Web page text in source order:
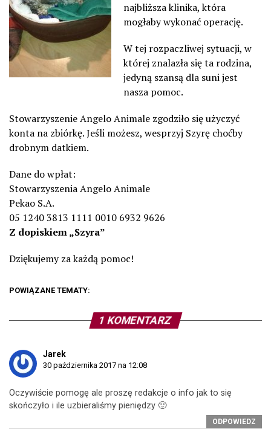
najbliższa klinika, która
mogłaby wykonać operację.
W tej rozpaczliwej sytuacji, w
której znalazła się ta rodzina,
jedyną szansą dla suni jest
nasza pomoc.
Stowarzyszenie Angelo Animale zgodziło się użyczyć
konta na zbiórkę. Jeśli możesz, wesprzyj Szyrę choćby
drobnym datkiem.
Dane do wpłat:
Stowarzyszenia Angelo Animale
Pekao S.A.
05 1240 3813 1111 0010 6932 9626
Z dopiskiem „Szyra”
Dziękujemy za każdą pomoc!
POWIĄZANE TEMATY:
1 KOMENTARZ
Jarek
30 października 2017 na 12:08
Oczywiście pomogę ale proszę redakcje o info jak to się
skończyło i ile uzbieraliśmy pieniędzy 🙂
ODPOWIEDZ